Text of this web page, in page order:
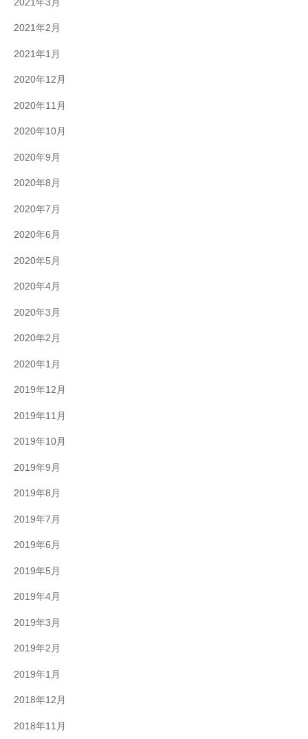
2021年3月
2021年2月
2021年1月
2020年12月
2020年11月
2020年10月
2020年9月
2020年8月
2020年7月
2020年6月
2020年5月
2020年4月
2020年3月
2020年2月
2020年1月
2019年12月
2019年11月
2019年10月
2019年9月
2019年8月
2019年7月
2019年6月
2019年5月
2019年4月
2019年3月
2019年2月
2019年1月
2018年12月
2018年11月